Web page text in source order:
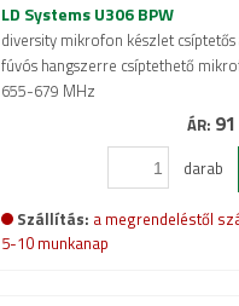
LD Systems U306 BPW
diversity mikrofon készlet csíptetős
fúvós hangszerre csíptethető
655-679 MHz
ÁR:
darab
Szállítás: a megrendeléstől
5-10 munkanap